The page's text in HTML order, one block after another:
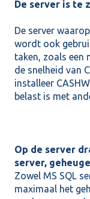
De server is te
De server
wordt ook
taken, zoals een
de snelheid van
installeer
belast is met
Op de server
server,
Zowel MS SQL
maximaal het